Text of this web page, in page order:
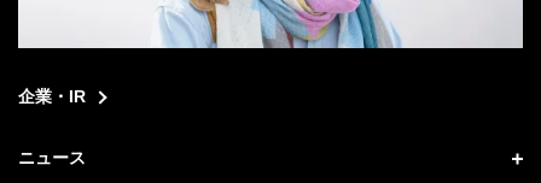
企業・IR
ニュース